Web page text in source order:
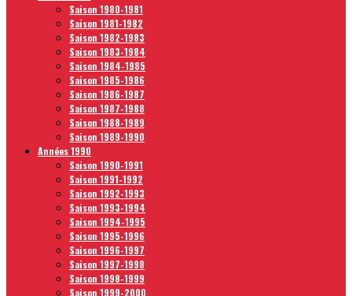
Saison 1980-1981
Saison 1981-1982
Saison 1982-1983
Saison 1983-1984
Saison 1984-1985
Saison 1985-1986
Saison 1986-1987
Saison 1987-1988
Saison 1988-1989
Saison 1989-1990
Années 1990
Saison 1990-1991
Saison 1991-1992
Saison 1992-1993
Saison 1993-1994
Saison 1994-1995
Saison 1995-1996
Saison 1996-1997
Saison 1997-1998
Saison 1998-1999
Saison 1999-2000